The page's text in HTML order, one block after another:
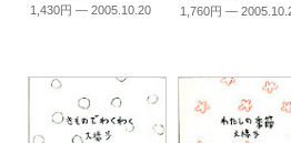
1,430円 — 2005.10.20 1,760円 —